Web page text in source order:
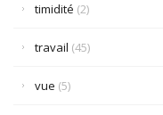
timidité (2)
travail (45)
vue (5)